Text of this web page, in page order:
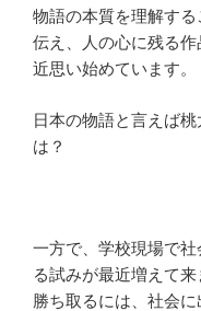
物語の本質を理解す
伝え、人の心に残る
近思い始めています。
日本の物語と言えば
は？
一方で、学校現場で
る試みが最近増えて
勝ち取るには、社会